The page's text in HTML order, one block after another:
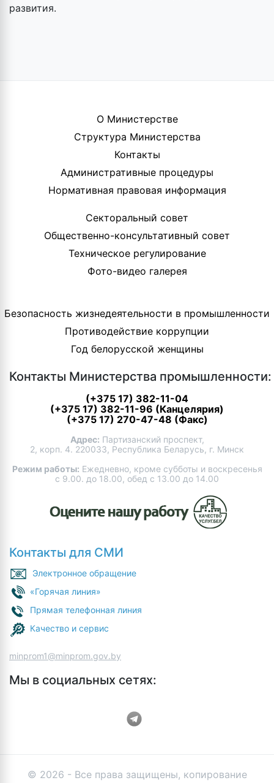
развития.
О Министерстве
Структура Министерства
Контакты
Административные процедуры
Нормативная правовая информация
Секторальный совет
Общественно-консультативный совет
Техническое регулирование
Фото-видео галерея
Безопасность жизнедеятельности в промышленности
Противодействие коррупции
Год белорусской женщины
Контакты Министерства промышленности:
(+375 17) 382-11-04
(+375 17) 382-11-96 (Канцелярия)
(+375 17) 270-47-48 (Факс)
Адрес: Партизанский проспект,
2, корп. 4. 220033, Республика Беларусь, г. Минск
Режим работы: Ежедневно, кроме субботы и воскресенья
с 9.00. до 18.00, обед с 13.00 до 14.00
Контакты для СМИ
Электронное обращение
«Горячая линия»
Прямая телефонная линия
Качество и сервис
minprom1@minprom.gov.by
Мы в социальных сетях:
© 2026 - Все права защищены, копирование